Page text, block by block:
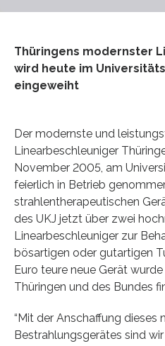
Thüringens modernster
wird heute im
eingeweiht
Der modernste und
Linearbeschleuniger
November 2005, am
feierlich in Betrieb
strahlentherapeutischen
des UKJ jetzt über zwei
Linearbeschleuniger zur
bösartigen oder gutartigen
Euro teure neue Gerät
Thüringen und des Bundes
“Mit der Anschaffung dieses
Bestrahlungsgerätes sind